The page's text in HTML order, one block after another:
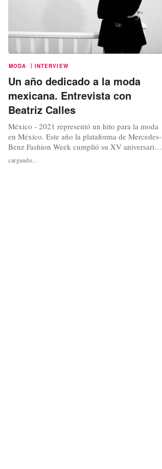
MODA | INTERVIEW
Un año dedicado a la moda
mexicana. Entrevista con
Beatriz Calles
México - 2021 representó un hito para la moda
en México. Este año la plataforma de Mercedes-
Benz Fashion Week cumplió su XV aniversario,
sumando un total de 30 ediciones en donde han
desfilado marcas y diseñadores nacionales, tanto
cargando...